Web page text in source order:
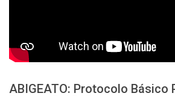
ABIGEATO: Protocolo Básico